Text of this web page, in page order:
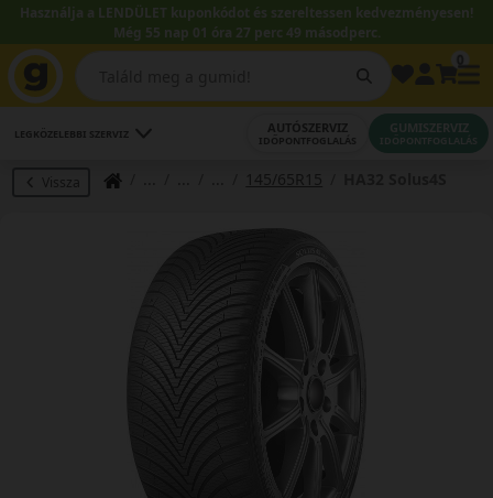
Használja a LENDÜLET kuponkódot és szereltessen kedvezményesen!
Még 55 nap 01 óra 27 perc 48 másodperc.
LEGKÖZELEBBI SZERVIZ AUTÓSZERVIZ
IDŐPONTFOGLALÁS
GUMISZERVIZ
IDŐPONTFOGLALÁS
Vissza 145/65R15